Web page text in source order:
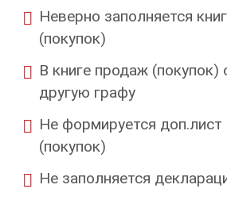
1С
Неверно заполняется
(покупок)
В книге продаж (покупок)
другую графу
Не формируется доп.лист
(покупок)
Не заполняется